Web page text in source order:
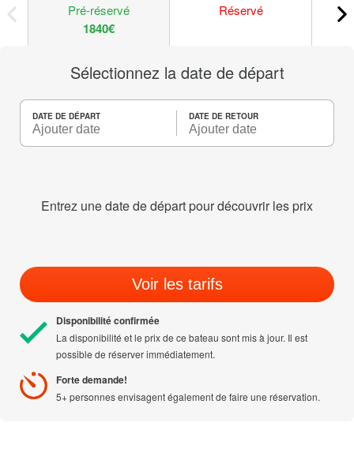
Pré-réservé
1840€
Réservé
Sélectionnez la date de départ
DATE DE DÉPART DATE DE RETOUR
Entrez une date de départ pour découvrir les prix
Voir les tarifs
Disponibilité confirmée
La disponibilité et le prix de ce bateau sont mis à jour. Il est
possible de réserver immédiatement.
Forte demande!
5+ personnes envisagent également de faire une réservation.